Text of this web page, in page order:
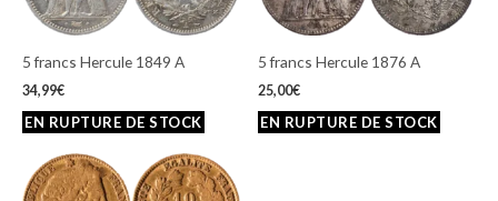
5 francs Hercule 1849 A
34,99€
5 francs Hercule 1876 A
25,00€